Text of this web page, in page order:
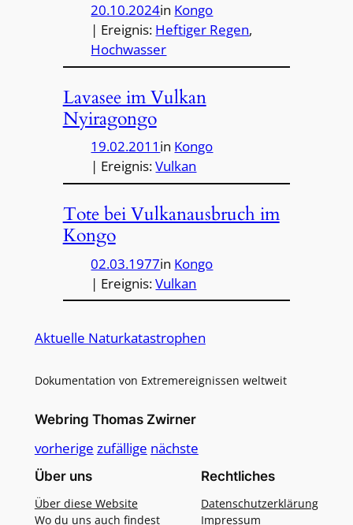
20.10.2024in Kongo
| Ereignis: Heftiger Regen
Hochwasser
Lavasee im Vulkan
Nyiragongo
19.02.2011 in Kongo
| Ereignis:Vulkan
Tote bei Vulkanausbruch im
Kongo
02.03.1977in Kongo
| Ereignis:Vulkan
Aktuelle Naturkatastrophen
Dokumentation von Extremereignissen weltweit
Webring Thomas Zwirner
vorherige zufällige nächste
Über uns
Über diese Website
Wo du uns auch findest
Rechtliches
Datenschutzerklärung
Impressum